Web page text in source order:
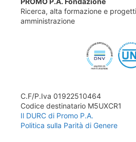
Ricerca, alta formazione e
amministrazione
C.F/P.Iva 01922510464
Codice destinatario M5UXCR1
Il DURC di Promo P.A.
Politica sulla Parità di Genere